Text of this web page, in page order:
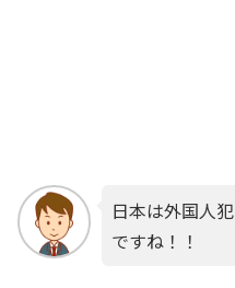
日本は外国人
ですね！！